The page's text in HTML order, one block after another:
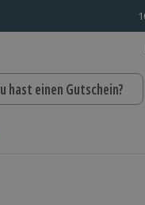
hast einen Gutschein?